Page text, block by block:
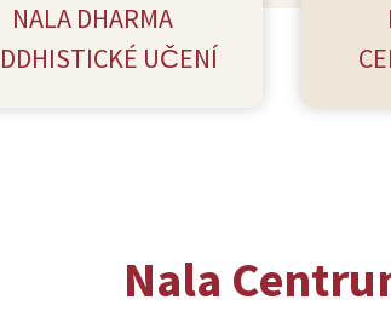
NALA DHARMA
UČENÍ
Nala